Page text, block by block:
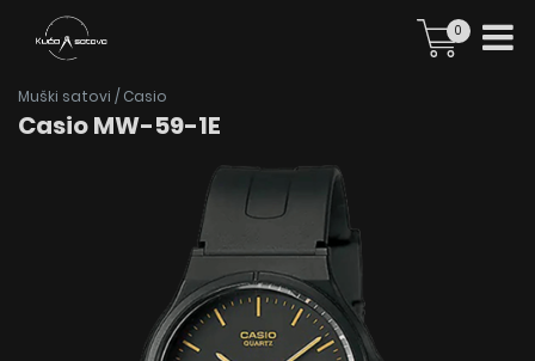
0
Muški satovi / Casio
Casio MW-59-1E